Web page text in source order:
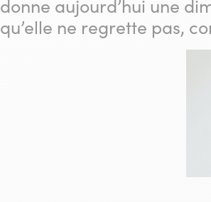
donne aujourd’hui une
qu’elle ne regrette pas,